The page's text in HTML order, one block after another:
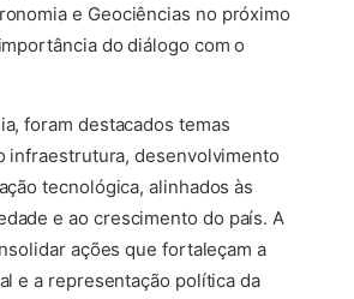
e Geociências no próximo
do diálogo com o
foram destacados temas
infraestrutura, desenvolvimento
tecnológica, alinhados às
e ao crescimento do país. A
ações que fortaleçam a
e a representação política da